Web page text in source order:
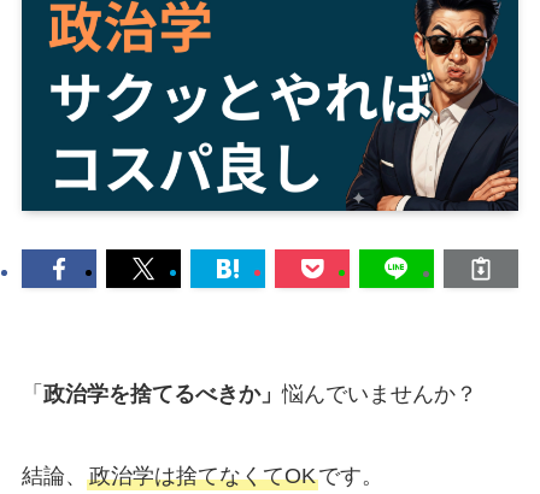
「 政治学を捨てるべきか」悩んでいませんか？
結論、 政治学は捨てなくてOKです。